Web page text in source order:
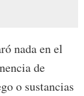
nada en el
de
o sustancias